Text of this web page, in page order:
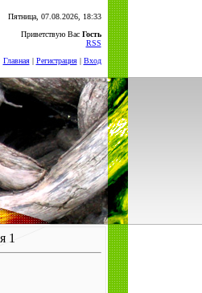
Пятница, 07.08.2026, 18:33
Приветствую Вас Гость
RSS
Главная| Регистрация| Вход
1